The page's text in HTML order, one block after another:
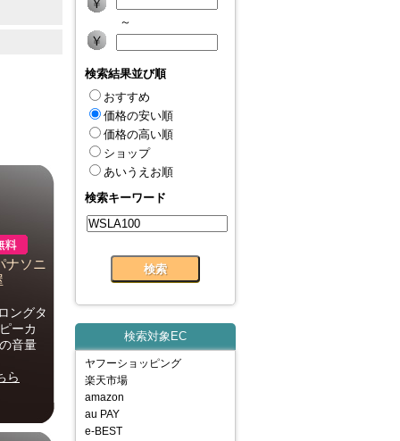
ナソニ
ングタ
ーカ
音量
ら
～
検索結果並び順
おすすめ
価格の安い順
価格の高い順
ショップ
あいうえお順
検索キーワード
検索対象EC
ヤフーショッピング
楽天市場
amazon
au PAY
e-BEST